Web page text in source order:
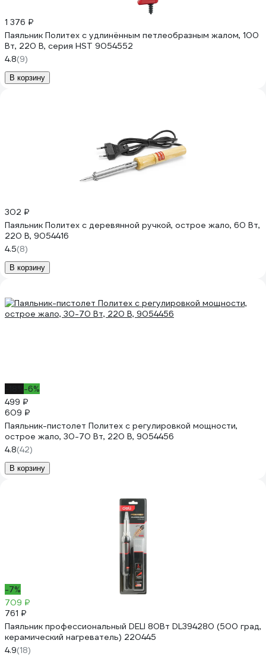
1 376 ₽
Паяльник Политех с удлинённым петлеобразным жалом, 100
Вт, 220 В, серия HST 9054552
4.8(9)
В корзину
302 ₽
Паяльник Политех с деревянной ручкой, острое жало, 60 Вт,
220 В, 9054416
4.5(8)
В корзину
-6%
499 ₽
609 ₽
Паяльник-пистолет Политех с регулировкой мощности,
острое жало, 30-70 Вт, 220 В, 9054456
4.8(42)
В корзину
-7%
709 ₽
761 ₽
Паяльник профессиональный DELI 80Вт DL394280 (500 град,
керамический нагреватель) 220445
4.9(18)